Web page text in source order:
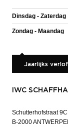
Dinsdag - Zaterdag
Zondag - Maandag
Jaarlijks
IWC
Schutterhofstraat 9C
B-2000